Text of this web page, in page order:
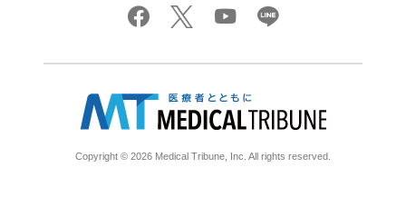
Copyright © 2026 Medical Tribune, Inc. All rights reserved.